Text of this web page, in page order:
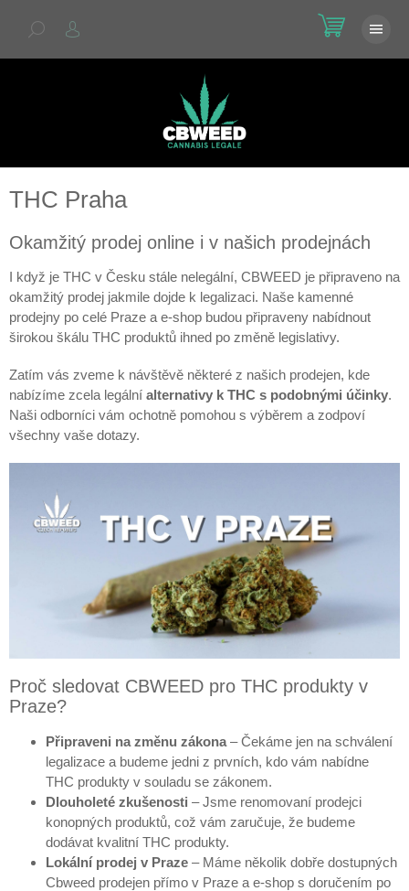
THC Praha
Okamžitý prodej online i v našich prodejnách
I když je THC v Česku stále nelegální, CBWEED je připraveno na
okamžitý prodej jakmile dojde k legalizaci. Naše kamenné
prodejny po celé Praze a e-shop budou připraveny nabídnout
širokou škálu THC produktů ihned po změně legislativy.
Zatím vás zveme k návštěvě některé z našich prodejen, kde
nabízíme zcela legální alternativy k THC s podobnými účinky.
Naši odborníci vám ochotně pomohou s výběrem a zodpoví
všechny vaše dotazy.
Proč sledovat CBWEED pro THC produkty v
Praze?
Připraveni na změnu zákona – Čekáme jen na schválení
legalizace a budeme jedni z prvních, kdo vám nabídne
THC produkty v souladu se zákonem.
Dlouholeté zkušenosti – Jsme renomovaní prodejci
konopných produktů, což vám zaručuje, že budeme
dodávat kvalitní THC produkty.
Lokální prodej v Praze – Máme několik dobře dostupných
Cbweed prodejen přímo v Praze a e-shop s doručením po